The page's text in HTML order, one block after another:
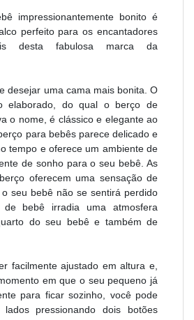
impressionantemente bonito é
perfeito para os encantadores
desta fabulosa marca da
desejar uma cama mais bonita. O
elaborado, do qual o berço de
o nome, é clássico e elegante ao
para bebês parece delicado e
tempo e oferece um ambiente de
de sonho para o seu bebê. As
oferecem uma sensação de
seu bebê não se sentirá perdido
bebê irradia uma atmosfera
do seu bebê e também de
facilmente ajustado em altura e,
em que o seu pequeno já
para ficar sozinho, você pode
pressionando dois botões